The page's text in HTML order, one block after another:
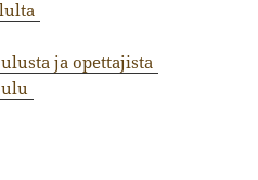
ja opettajista